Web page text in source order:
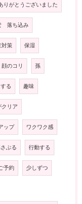
りがとうございました
落ち込み
対策 保湿
顔のコリ 孫
る 趣味
クリア
ップ ワクワク感
ぶる 行動する
予約 少しずつ